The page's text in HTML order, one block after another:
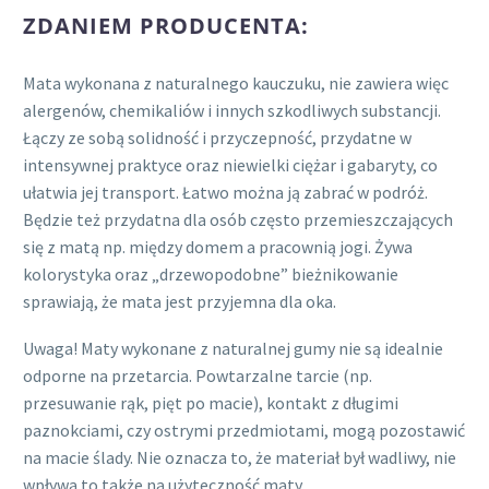
ZDANIEM PRODUCENTA:
Mata wykonana z naturalnego kauczuku, nie zawiera więc
alergenów, chemikaliów i innych szkodliwych substancji.
Łączy ze sobą solidność i przyczepność, przydatne w
intensywnej praktyce oraz niewielki ciężar i gabaryty, co
ułatwia jej transport. Łatwo można ją zabrać w podróż.
Będzie też przydatna dla osób często przemieszczających
się z matą np. między domem a pracownią jogi. Żywa
kolorystyka oraz „drzewopodobne” bieżnikowanie
sprawiają, że mata jest przyjemna dla oka.
Uwaga! Maty wykonane z naturalnej gumy nie są idealnie
odporne na przetarcia. Powtarzalne tarcie (np.
przesuwanie rąk, pięt po macie), kontakt z długimi
paznokciami, czy ostrymi przedmiotami, mogą pozostawić
na macie ślady. Nie oznacza to, że materiał był wadliwy, nie
wpływa to także na użyteczność maty.